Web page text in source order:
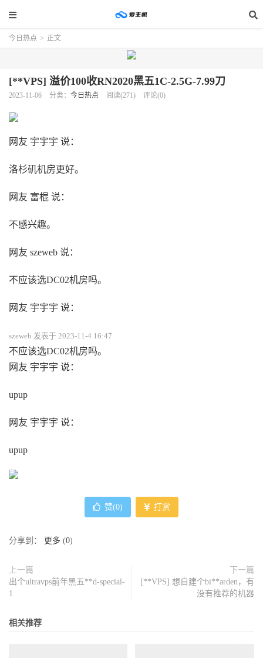
今日热点 > 正文
[**VPS] 溢价100收RN2020黑五1C-2.5G-7.99刀
2023-11-06 分类： 今日热点 阅读(271) 评论(0)
网友 宇宇宇 说：
洛杉矶机房更好。
网友 富棍 说：
不感兴趣。
网友 szeweb 说：
不应该选DC02机房吗。
网友 宇宇宇 说：
szeweb 发表于 2023-11-4 16:47
不应该选DC02机房吗。
网友 宇宇宇 说：
upup
网友 宇宇宇 说：
upup
赞(0) 打赏
分享到： 更多 (0)
上一篇
出个ultravps前年黑五**d-special-
1
下一篇
[**VPS] 想自建个bi**arden，有
没有推荐的机器
相关推荐